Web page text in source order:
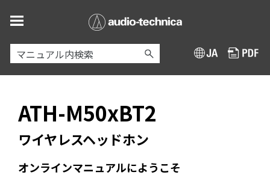
メイン コンテンツにスキップ
ATH-M50xBT2
ワイヤレスヘッドホン
オンラインマニュアルにようこそ